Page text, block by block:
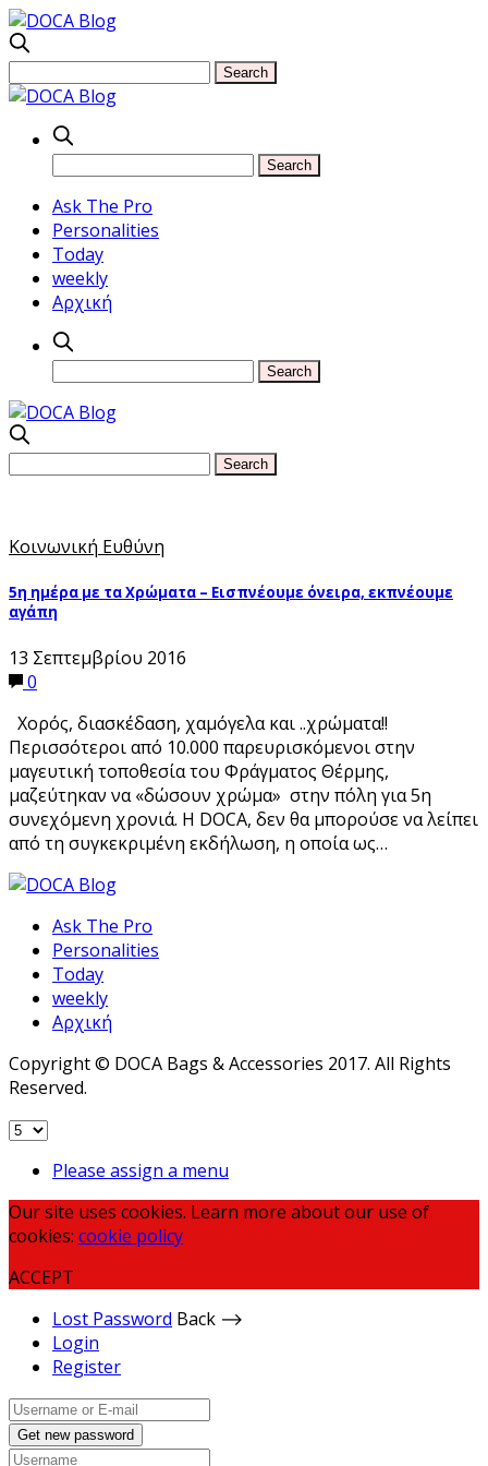
Ask The Pro
Personalities
Today
weekly
Αρχική
Κοινωνική Ευθύνη
5η ημέρα με τα Χρώματα – Εισπνέουμε όνειρα, εκπνέουμε
αγάπη
13 Σεπτεμβρίου 2016
0
Χορός, διασκέδαση, χαμόγελα και ..χρώματα!!
Περισσότεροι από 10.000 παρευρισκόμενοι στην
μαγευτική τοποθεσία του Φράγματος Θέρμης,
μαζεύτηκαν να «δώσουν χρώμα» στην πόλη για 5η
συνεχόμενη χρονιά. H DOCA, δεν θα μπορούσε να λείπει
από τη συγκεκριμένη εκδήλωση, η οποία ως…
Ask The Pro
Personalities
Today
weekly
Αρχική
Copyright © DOCA Bags & Accessories 2017. All Rights
Reserved.
Please assign a menu
Our site uses cookies. Learn more about our use of
cookies: cookie policy
ACCEPT
Lost Password Back ⟶
Login
Register
Get new password